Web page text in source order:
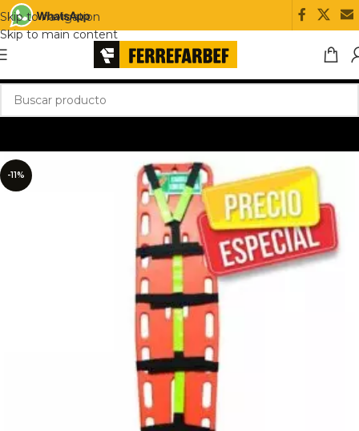
Skip to navigation
Skip to main content
-11%